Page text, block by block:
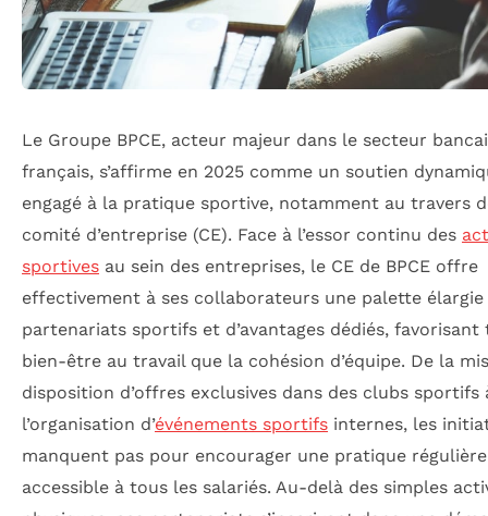
Le Groupe BPCE, acteur majeur dans le secteur
français, s’affirme en 2025 comme un soutien
engagé à la pratique sportive, notamment au travers
comité d’entreprise (CE). Face à l’essor continu des
sportives au sein des entreprises, le CE de BPCE offre
effectivement à ses collaborateurs une palette élargie
partenariats sportifs et d’avantages dédiés,
bien-être au travail que la cohésion d’équipe. De la
disposition d’offres exclusives dans des clubs sportifs
l’organisation d’événements sportifs internes, les
manquent pas pour encourager une pratique
accessible à tous les salariés. Au-delà des simples